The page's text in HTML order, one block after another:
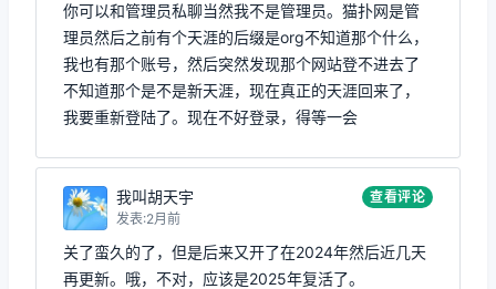
你可以和管理员私聊当然我不是管理员。猫扑网是管
理员然后之前有个天涯的后缀是org不知道那个什么，
我也有那个账号，然后突然发现那个网站登不进去了
不知道那个是不是新天涯，现在真正的天涯回来了，
我要重新登陆了。现在不好登录，得等一会
我叫胡天宇
发表:2月前
查看评论
关了蛮久的了，但是后来又开了在2024年然后近几天
再更新。哦，不对，应该是2025年复活了。